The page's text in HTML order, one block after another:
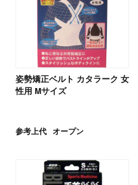
姿勢矯正ベルト カタラーク 女
性用 Mサイズ
参考上代 オープン